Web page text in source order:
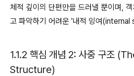
체적 깊이의 단편만을 드러낼 뿐이며,
고 파악하기 어려운 '내적 잉여(internal
1.1.2 핵심 개념 2: 사중 구조
Structure)